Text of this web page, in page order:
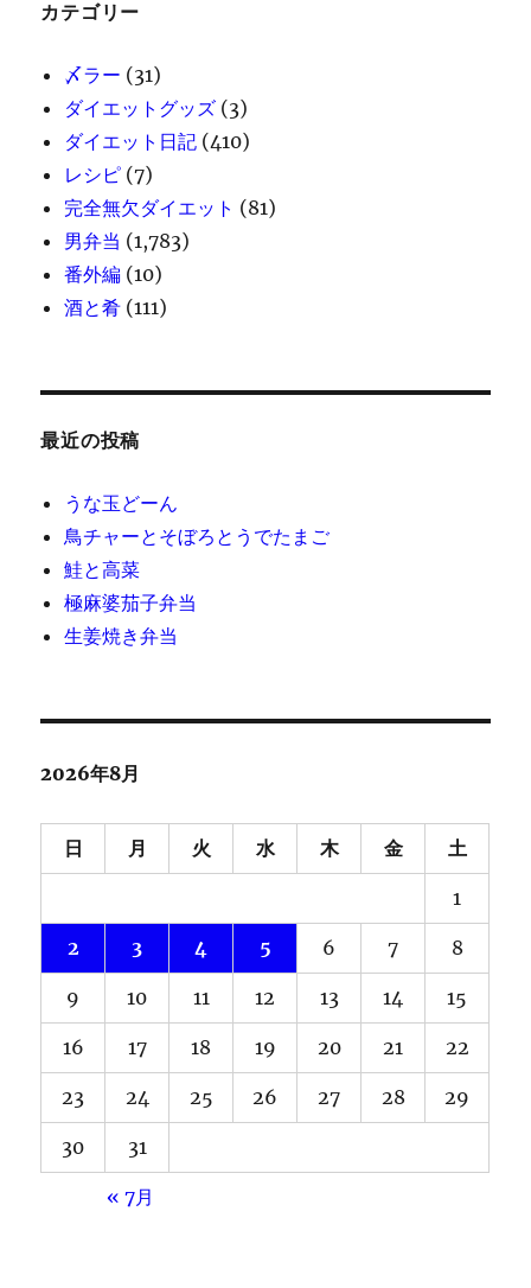
カテゴリー
〆ラー (31)
ダイエットグッズ (3)
ダイエット日記 (410)
レシピ (7)
完全無欠ダイエット (81)
男弁当 (1,783)
番外編 (10)
酒と肴 (111)
最近の投稿
うな玉どーん
鳥チャーとそぼろとうでたまご
鮭と高菜
極麻婆茄子弁当
生姜焼き弁当
2026年8月
日 月 火 水 木 金 土
1
2 3 4 5 6 7 8
9 10 11 12 13 14 15
16 17 18 19 20 21 22
23 24 25 26 27 28 29
30 31
« 7月